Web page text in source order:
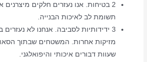
2 בטיחות. אנו נעזרים חלקים מיצרנים
תשומת לב לאיכות הבנייה.
3 ידידותיות לסביבה. אנחנו לא נעזרים
מזיקות אחרות. המשטחים שבתוך
שעוות דבורים איכותי והיפואלגני.